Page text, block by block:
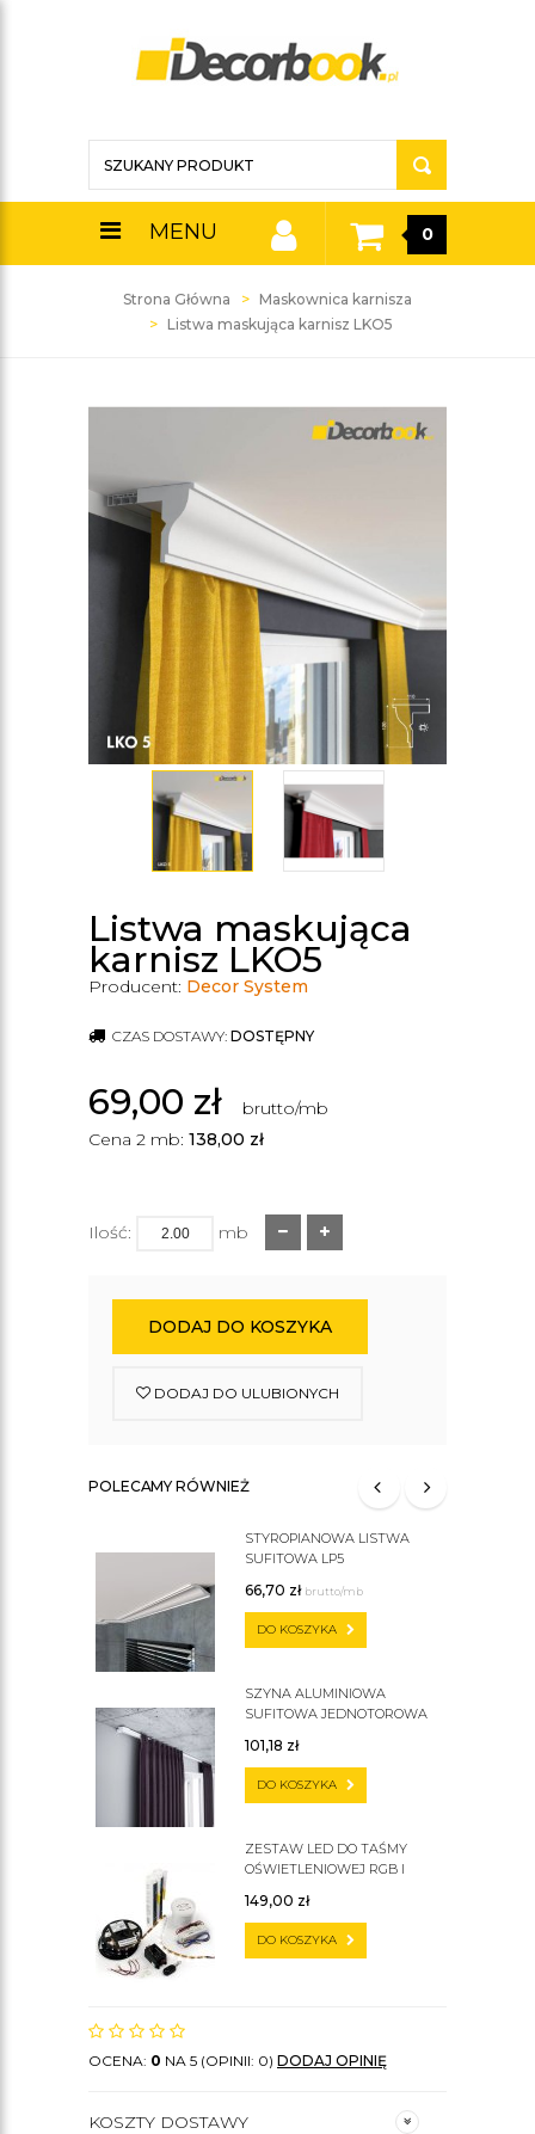
MENU 0
Strona Główna
Maskownica karnisza
Listwa maskująca karnisz LKO5
Listwa maskująca
karnisz LKO5
Producent: Decor System
CZAS DOSTAWY: DOSTĘPNY
69,00 zł
brutto/mb
Cena 2 mb: 138,00 zł
Ilość: mb
DODAJ DO KOSZYKA
DODAJ DO ULUBIONYCH
POLECAMY RÓWNIEŻ
STYROPIANOWA LISTWA
SUFITOWA LP5
66,70 zł brutto/mb
DO KOSZYKA
SZYNA ALUMINIOWA
SUFITOWA JEDNOTOROWA
101,18 zł
DO KOSZYKA
ZESTAW LED DO TAŚMY
OŚWIETLENIOWEJ RGB I
149,00 zł
DO KOSZYKA
OCENA: 0 NA 5 (OPINII: 0) DODAJ OPINIĘ
KOSZTY DOSTAWY